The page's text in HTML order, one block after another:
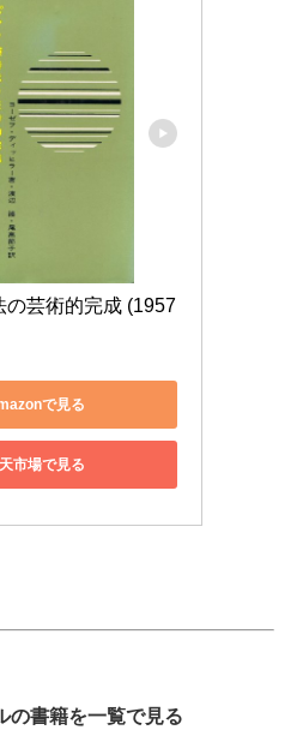
の芸術的完成 (1957
で見る
市場で見る
の書籍を一覧で見る